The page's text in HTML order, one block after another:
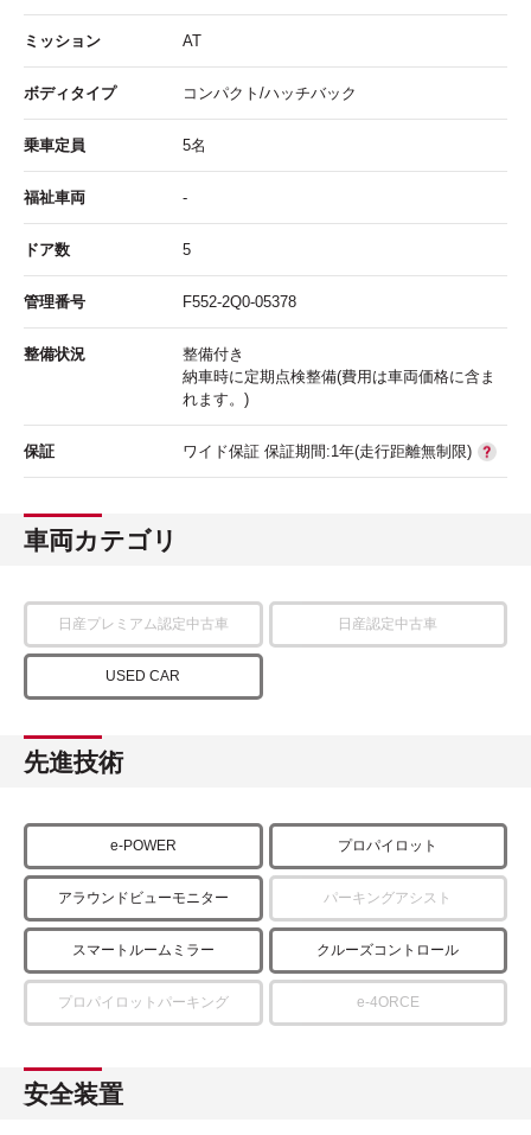
ミッション AT
ボディタイプ コンパクト/ハッチバック
乗車定員 5名
福祉車両 -
ドア数 5
管理番号 F552-2Q0-05378
整備状況
整備付き
納車時に定期点検整備(費用は車両価格に含ま
れます。)
保証 ワイド保証 保証期間:1年(走行距離無制限)
車両カテゴリ
日産プレミアム認定中古車 日産認定中古車
USED CAR
先進技術
e-POWER プロパイロット
アラウンドビューモニター パーキングアシスト
スマートルームミラー クルーズコントロール
プロパイロットパーキング e-4ORCE
安全装置